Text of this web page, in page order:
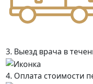
3. Выезд врача в
4. Оплата стоимости